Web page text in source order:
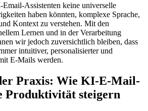
Assistenten keine universelle
haben könnten, komplexe Sprache,
Kontext zu verstehen. Mit den
Lernen und in der Verarbeitung
wir jedoch zuversichtlich bleiben, dass
intuitiver, personalisierter und
E-Mails werden.
Praxis: Wie KI-E-Mail-
Produktivität steigern